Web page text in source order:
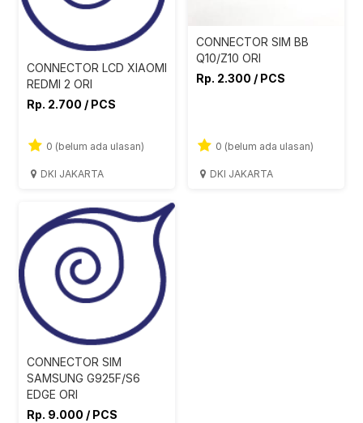
CONNECTOR LCD XIAOMI
REDMI 2 ORI
Rp. 2.700 / PCS
0 (belum ada ulasan)
DKI JAKARTA
CONNECTOR SIM BB
Q10/Z10 ORI
Rp. 2.300 / PCS
0 (belum ada ulasan)
DKI JAKARTA
CONNECTOR SIM
SAMSUNG G925F/S6
EDGE ORI
Rp. 9.000 / PCS